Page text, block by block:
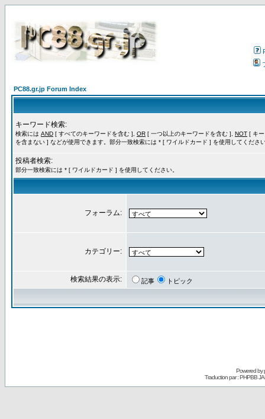
PC88.gr.jp Forum Index
キーワード検索:
検索には AND [ すべてのキーワードを含む ], OR [ 一つ以上のキーワードを含む ], NOT [ キ
を含まない ] などが使用できます。部分一致検索には * [ ワイルドカード ] を使用してくださ
投稿者検索:
部分一致検索には * [ ワイルドカード ] を使用してください。
フォーラム:
カテゴリー:
検索結果の表示: 記事 トピック
Powered by
Traduction par : PHPBB